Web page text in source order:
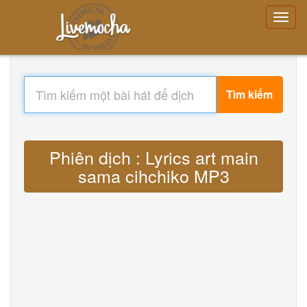
Tìm kiếm
Phiên dịch : Lyrics art main
sama cihchiko MP3